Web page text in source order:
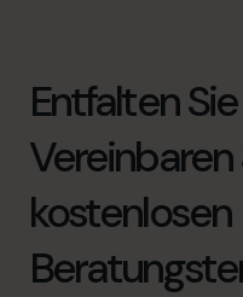
Entfalten
Vereinbaren
kostenlosen